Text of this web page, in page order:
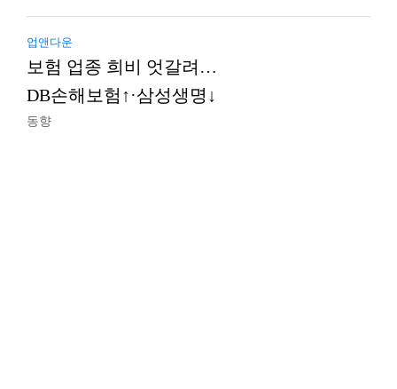
업앤다운
보험 업종 희비 엇갈려…
DB손해보험↑·삼성생명↓
동향